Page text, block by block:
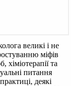
великі і не
міфів
та
питання
деякі